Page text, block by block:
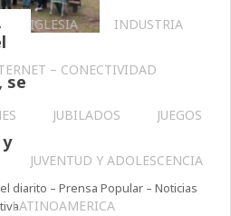
IGLESIA INDUSTRIA
– CONECTIVIDAD
JUBILADOS JUEGOS
JUVENTUD Y ADOLESCENCIA
LATINOAMERICA
se
diarito – Prensa Popular – Noticias